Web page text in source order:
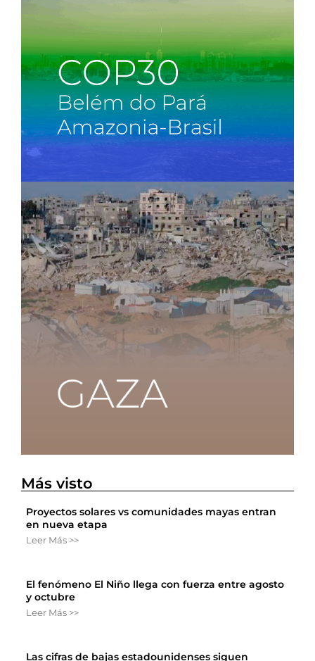
Más visto
Proyectos solares vs comunidades mayas entran
en nueva etapa
Leer Más >>
El fenómeno El Niño llega con fuerza entre agosto
y octubre
Leer Más >>
Las cifras de bajas estadounidenses siguen